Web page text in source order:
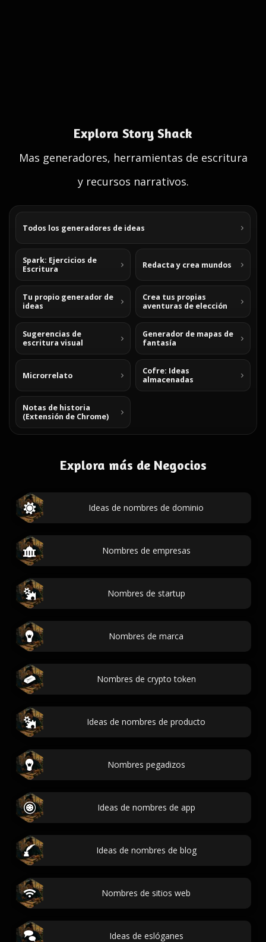
Explora Story Shack
Mas generadores, herramientas de escritura
y recursos narrativos.
Todos los generadores de ideas
Spark: Ejercicios de
Escritura
Redacta y crea mundos
Tu propio generador de
ideas
Crea tus propias
aventuras de elección
Sugerencias de
escritura visual
Generador de mapas de
fantasía
Microrrelato
Cofre: Ideas
almacenadas
Notas de historia
(Extensión de Chrome)
Explora más de Negocios
Ideas de nombres de dominio
Nombres de empresas
Nombres de startup
Nombres de marca
Nombres de crypto token
Ideas de nombres de producto
Nombres pegadizos
Ideas de nombres de app
Ideas de nombres de blog
Nombres de sitios web
Ideas de eslóganes